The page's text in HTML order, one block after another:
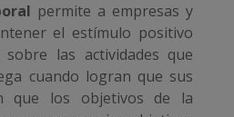
permite a empresas y
el estímulo positivo
las actividades que
cuando logran que sus
que los objetivos de la